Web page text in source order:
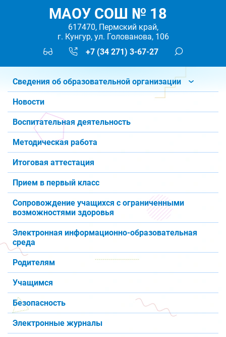
МАОУ СОШ № 18
617470, Пермский край,
г. Кунгур, ул. Голованова, 106
+7 (34 271) 3-67-27
Сведения об образовательной организации
Новости
Воспитательная деятельность
Методическая работа
Итоговая аттестация
Прием в первый класс
Сопровождение учащихся с ограниченными
возможностями здоровья
Электронная информационно-образовательная
среда
Родителям
Учащимся
Безопасность
Электронные журналы